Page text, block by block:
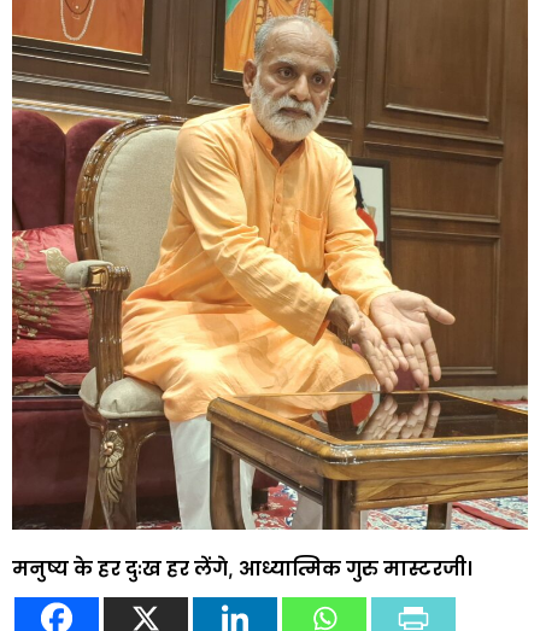
मनुष्य के हर दुःख हर लेंगे, आध्यात्मिक गुरु मास्टरजी।